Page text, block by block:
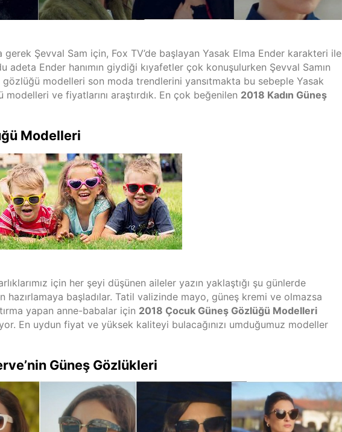
Şevval Sam için, Fox TV’de başlayan Yasak Elma Ender karakteri ile
Ender hanımın giydiği kıyafetler çok konuşulurken Şevval Samın
modelleri son moda trendlerini yansıtmakta bu sebeple Yasak
modelleri ve fiyatlarını araştırdık. En çok beğenilen 2018 Kadın Güneş
Modelleri
için her şeyi düşünen aileler yazın yaklaştığı şu günlerde
hazırlamaya başladılar. Tatil valizinde mayo, güneş kremi ve olmazsa
yapan anne-babalar için 2018 Çocuk Güneş Gözlüğü Modelleri
En uydun fiyat ve yüksek kaliteyi bulacağınızı umduğumuz modeller
Güneş Gözlükleri